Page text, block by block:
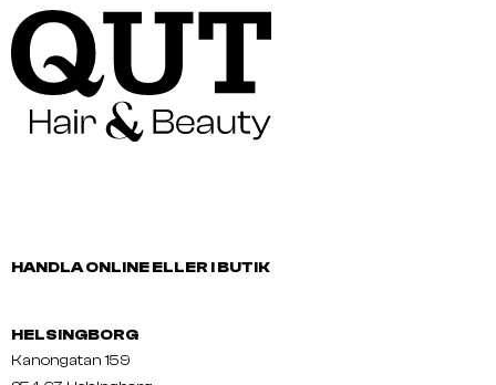
HANDLA ONLINE ELLER I BUTIK
HELSINGBORG
Kanongatan 159